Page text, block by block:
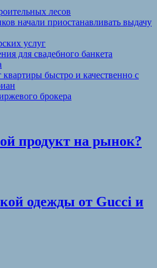
лесов
начали приостанавливать выдачу
услуг
для свадебного банкета
квартиры быстро и качественно с
брокера
продукт на рынок?
одежды от Gucci и